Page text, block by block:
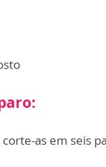
as em seis